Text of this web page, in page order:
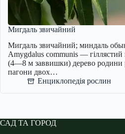
Мигдаль звичайний
Мигдаль звичайний; миндаль
Amygdalus communis —
(4—8 м заввишки) дерево родини
пагони двох…
Енциклопедія рослин
САД ТА ГОРОД